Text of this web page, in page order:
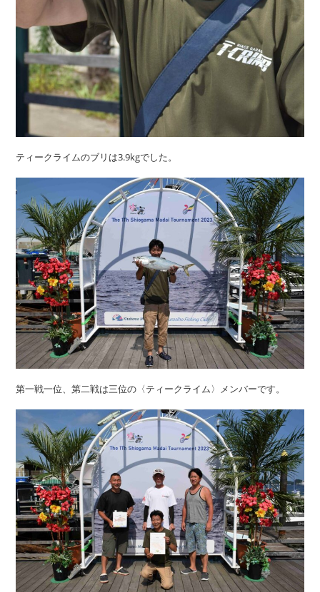
ティークライムのブリは3.9kgでした。
第一戦一位、第二戦は三位の〈ティークライム〉メンバーです。